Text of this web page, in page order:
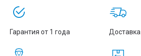
Гарантия от 1 года